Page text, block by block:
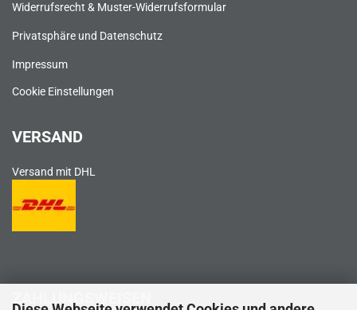
Widerrufsrecht & Muster-Widerrufsformular
Privatsphäre und Datenschutz
Impressum
Cookie Einstellungen
VERSAND
Versand mit DHL
ZAHLUNGSWEISEN